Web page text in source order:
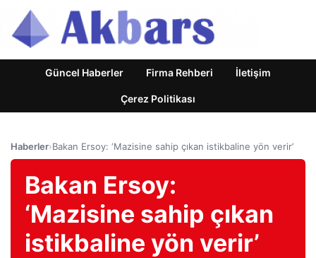
Güncel Haberler Firma Rehberi İletişim
Çerez Politikası
Haberler›Bakan Ersoy: ‘Mazisine sahip çıkan istikbaline yön verir’
Bakan Ersoy:
‘Mazisine sahip çıkan
istikbaline yön verir’